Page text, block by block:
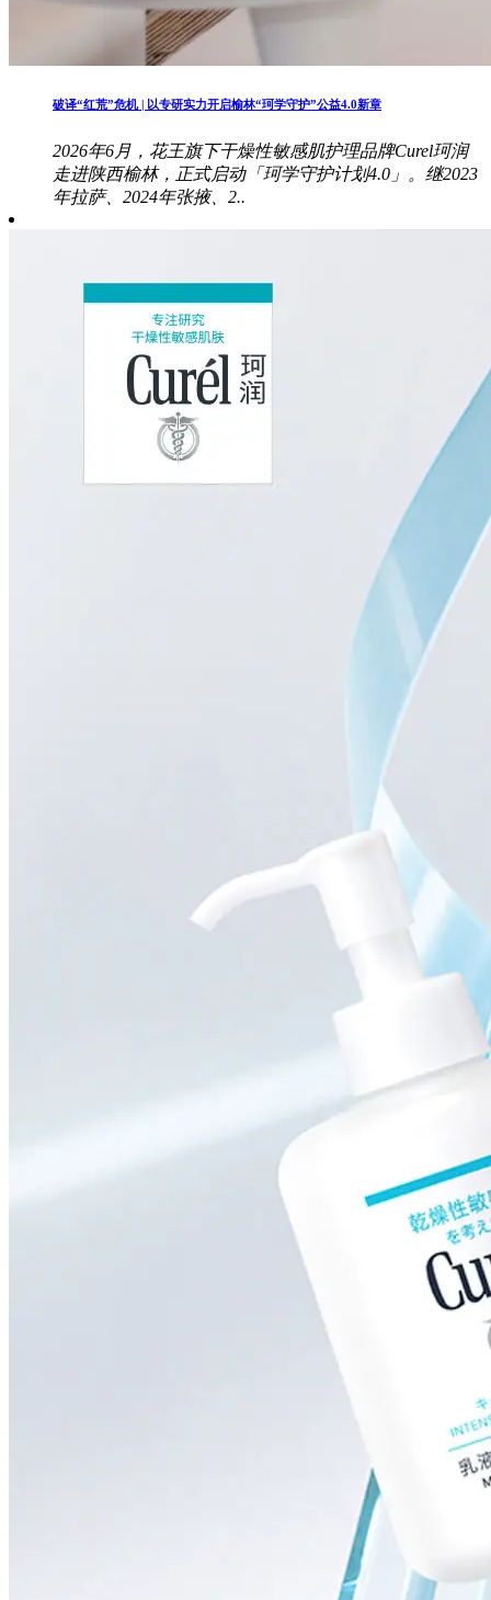
破译“红荒”危机 | 以专研实力开启榆林“珂学守护”公益4.0新章
2026年6月，花王旗下干燥性敏感肌护理品牌Curel珂润
走进陕西榆林，正式启动「珂学守护计划4.0」。继2023
年拉萨、2024年张掖、2..